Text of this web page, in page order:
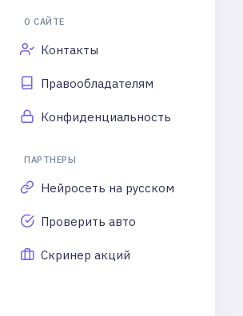
О САЙТЕ
Контакты
Правообладателям
Конфиденциальность
ПАРТНЕРЫ
Нейросеть на русском
Проверить авто
Скринер акций